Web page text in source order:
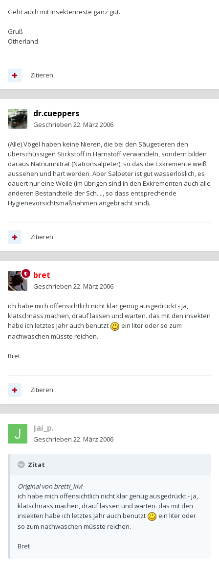
Geht auch mit Insektenreste ganz gut.
Gruß
Otherland
Zitieren
dr.cueppers
Geschrieben 22. März 2006
(Alle) Vögel haben keine Nieren, die bei den Säugetieren den
überschüssigen Stickstoff in Harnstoff verwandeln, sondern bilden
daraus Natriumnitrat (Natronsalpeter), so das die Exkremente weiß
aussehen und hart werden. Aber Salpeter ist gut wasserlöslich, es
dauert nur eine Weile (im übrigen sind in den Exkrementen auch alle
anderen Bestandteile der Sch...., so dass entsprechende
Hygienevorsichtsmaßnahmen angebracht sind).
Zitieren
bret
Geschrieben 22. März 2006
ich habe mich offensichtlich nicht klar genug ausgedrückt - ja,
klatschnass machen, drauf lassen und warten. das mit den insekten
habe ich letztes Jahr auch benutzt
ein liter oder so zum
nachwaschen müsste reichen.
Bret
Zitieren
jai_p.
Geschrieben 22. März 2006
Zitat
Original von bretti_kivi
ich habe mich offensichtlich nicht klar genug ausgedrückt - ja,
klatschnass machen, drauf lassen und warten. das mit den
insekten habe ich letztes Jahr auch benutzt
ein liter oder
so zum nachwaschen müsste reichen.
Bret